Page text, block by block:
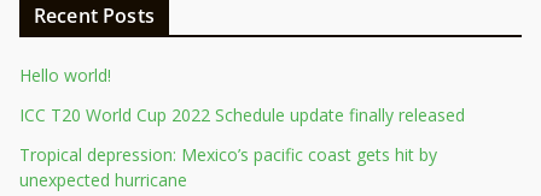
Recent Posts
Hello world!
ICC T20 World Cup 2022 Schedule update finally released
Tropical depression: Mexico’s pacific coast gets hit by
unexpected hurricane